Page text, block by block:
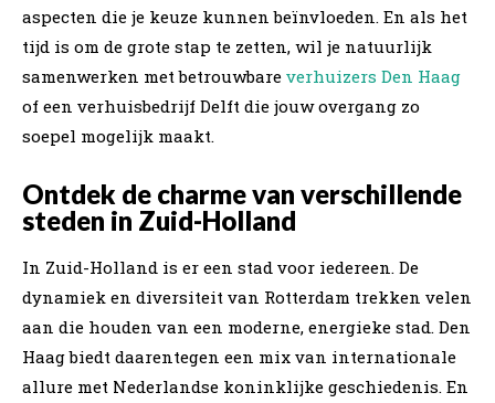
aspecten die je keuze kunnen beïnvloeden. En als het
tijd is om de grote stap te zetten, wil je natuurlijk
samenwerken met betrouwbare verhuizers Den Haag
of een verhuisbedrijf Delft die jouw overgang zo
soepel mogelijk maakt.
Ontdek de charme van verschillende
steden in Zuid-Holland
In Zuid-Holland is er een stad voor iedereen. De
dynamiek en diversiteit van Rotterdam trekken velen
aan die houden van een moderne, energieke stad. Den
Haag biedt daarentegen een mix van internationale
allure met Nederlandse koninklijke geschiedenis. En